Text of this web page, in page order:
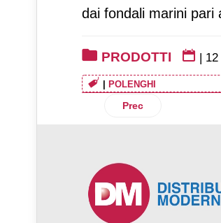
dai fondali marini pari
PRODOTTI |
POLENGHI
Articolo
Prec